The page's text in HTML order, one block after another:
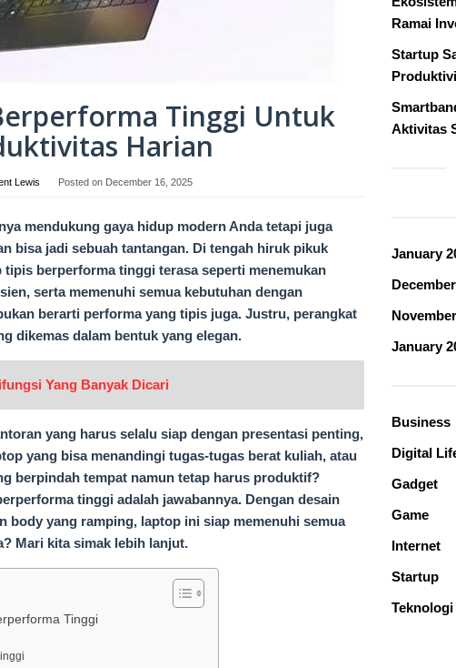
Tinggi Untuk
Harian
Lewis Posted on December 16, 2025
mendukung gaya hidup modern Anda tetapi juga
bisa jadi sebuah tantangan. Di tengah hiruk pikuk
berperforma tinggi terasa seperti menemukan
serta memenuhi semua kebutuhan dengan
berarti performa yang tipis juga. Justru, perangkat
dikemas dalam bentuk yang elegan.
Yang Banyak Dicari
yang harus selalu siap dengan presentasi penting,
yang bisa menandingi tugas-tugas berat kuliah, atau
berpindah tempat namun tetap harus produktif?
tinggi adalah jawabannya. Dengan desain
body yang ramping, laptop ini siap memenuhi semua
Mari kita simak lebih lanjut.
Tinggi
Ramai
Startup
Aktivitas
January
January
Business
Digital
Gadget
Game
Internet
Startup
Teknologi